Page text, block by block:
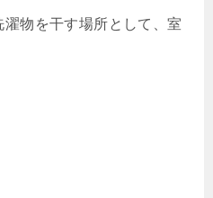
物を干す場所として、室